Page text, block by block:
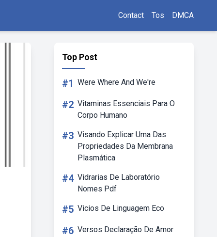
Contact Tos DMCA
Top Post
#1 Were Where And We're
#2 Vitaminas Essenciais Para O
Corpo Humano
#3 Visando Explicar Uma Das
Propriedades Da Membrana
Plasmática
#4 Vidrarias De Laboratório
Nomes Pdf
#5 Vicios De Linguagem Eco
#6 Versos Declaração De Amor